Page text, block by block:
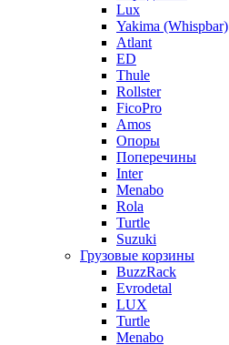
Lux
Yakima (Whispbar)
Atlant
ED
Thule
Rollster
FicoPro
Amos
Опоры
Поперечины
Inter
Menabo
Rola
Turtle
Suzuki
Грузовые корзины
BuzzRack
Evrodetal
LUX
Turtle
Menabo